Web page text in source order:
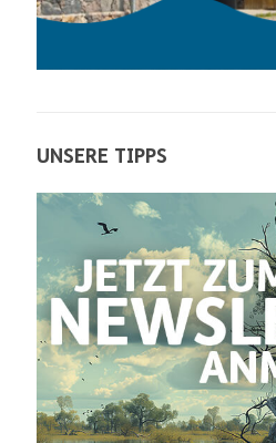
UNSERE TIPPS